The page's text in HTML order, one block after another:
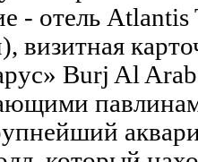
- отель Atlantis
визитная
Burj Al